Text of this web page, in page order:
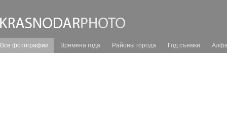
Все фотографии Времена года Районы города Год съемки